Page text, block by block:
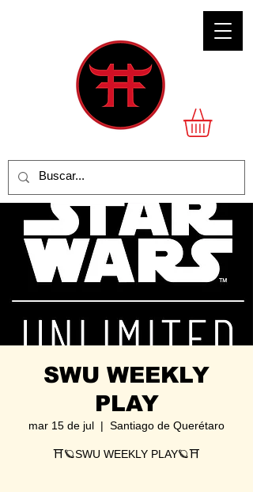
SWU WEEKLY
PLAY
mar 15 de jul
  |
Santiago de Querétaro
⛩🪐SWU WEEKLY PLAY🪐⛩